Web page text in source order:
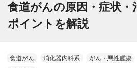
食道がんの原因・症状・
ポイントを解説
食道がん 消化器内科系 がん・悪性腫瘍